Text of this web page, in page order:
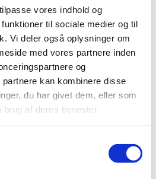
vores indhold og
til sociale medier og til
Vi deler også oplysninger om
med vores partnere inden
og
kan kombinere disse
du har givet dem, eller som
af deres tjenester.